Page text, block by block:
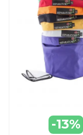
-13%